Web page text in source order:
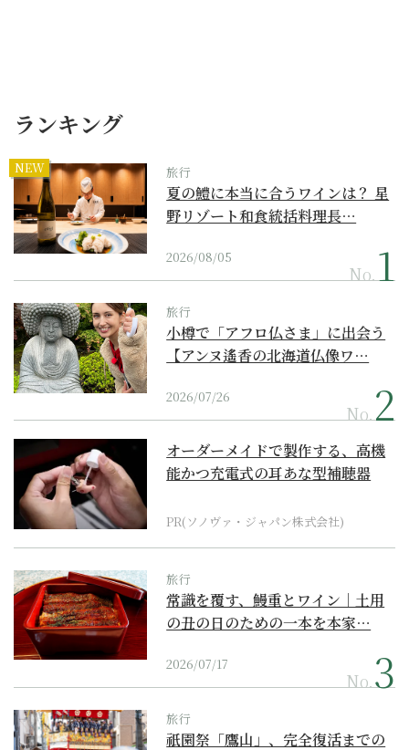
ランキング
NEW 旅行
夏の鱧に本当に合うワインは？ 星
野リゾート和食統括料理長…
2026/08/05
No.
旅行
小樽で「アフロ仏さま」に出会う
【アンヌ遙香の北海道仏像ワ…
2026/07/26
No.
オーダーメイドで製作する、高機
能かつ充電式の耳あな型補聴器
PR(ソノヴァ・ジャパン株式会社)
旅行
常識を覆す、鰻重とワイン｜土用
の丑の日のための一本を本家…
2026/07/17
No.
旅行
祇園祭「鷹山」、完全復活までの